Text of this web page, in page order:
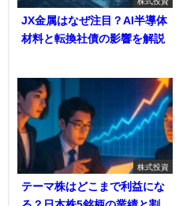
JX金属はなぜ注目？AI半導体
材料と転換社債の影響を解説
株式投資
テーマ株はどこまで利益にな